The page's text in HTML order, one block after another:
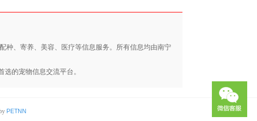
种、寄养、美容、医疗等信息服务。所有信息均由南宁
的宠物信息交流平台。
PETNN